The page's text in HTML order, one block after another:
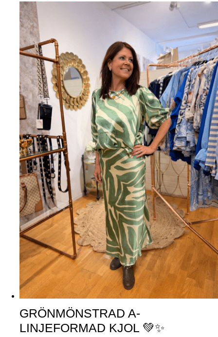
GRÖNMÖNSTRAD A-
LINJEFORMAD KJOL 💚✨